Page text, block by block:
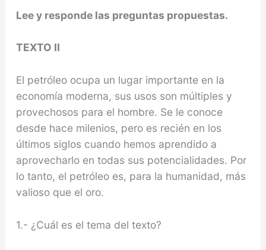
Lee y responde las preguntas propuestas.
TEXTO II
El petróleo ocupa un lugar importante en la
economía moderna, sus usos son múltiples y
provechosos para el hombre. Se le conoce
desde hace milenios, pero es recién en los
últimos siglos cuando hemos aprendido a
aprovecharlo en todas sus potencialidades. Por
lo tanto, el petróleo es, para la humanidad, más
valioso que el oro.
1.- ¿Cuál es el tema del texto?